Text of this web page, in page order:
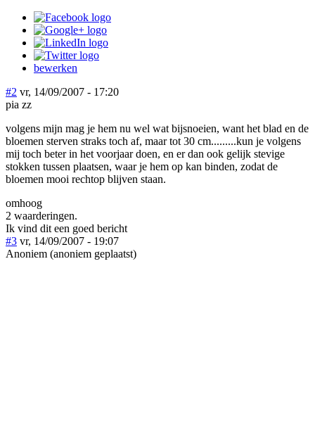
bewerken
#2 vr, 14/09/2007 - 17:20
pia zz
volgens mijn mag je hem nu wel wat bijsnoeien, want het blad en de
bloemen sterven straks toch af, maar tot 30 cm.........kun je volgens
mij toch beter in het voorjaar doen, en er dan ook gelijk stevige
stokken tussen plaatsen, waar je hem op kan binden, zodat de
bloemen mooi rechtop blijven staan.
omhoog
2 waarderingen.
Ik vind dit een goed bericht
#3 vr, 14/09/2007 - 19:07
Anoniem (anoniem geplaatst)